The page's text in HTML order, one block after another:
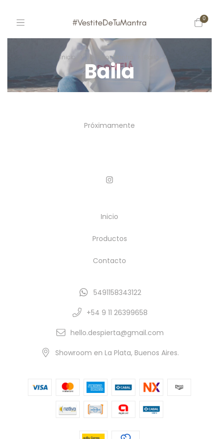
0
Inicio Elegí por Mantra
Baila
Próximamente
Inicio
Productos
Contacto
5491158343122
+54 9 11 26399658
hello.despierta@gmail.com
Showroom en La Plata, Buenos Aires.